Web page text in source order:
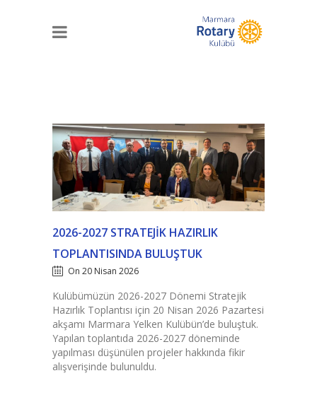
2026-2027 STRATEJIK HAZIRLIK
TOPLANTISINDA BULUŞTUK
On 20 Nisan 2026
Kulübümüzün 2026-2027 Dönemi Stratejik
Hazırlık Toplantısı için 20 Nisan 2026 Pazartesi
akşamı Marmara Yelken Kulübün’de buluştuk.
Yapılan toplantıda 2026-2027 döneminde
yapılması düşünülen projeler hakkında fikir
alışverişinde bulunuldu.